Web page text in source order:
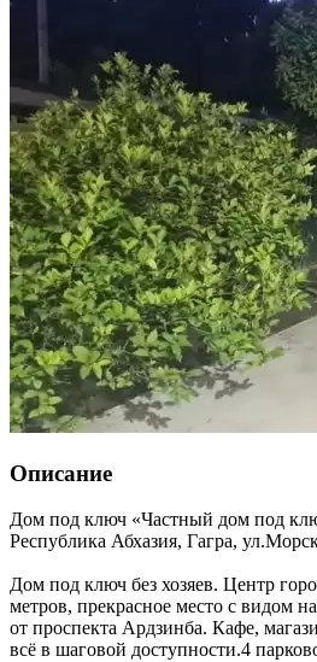
Описание
Дом под ключ «Частный дом под
Республика Абхазия, Гагра,
Дом под ключ без хозяев. Центр
метров, прекрасное место с видом
от проспекта Ардзинба. Кафе,
всё в шаговой доступности.4